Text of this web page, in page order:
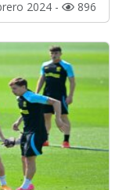
2024 - 896